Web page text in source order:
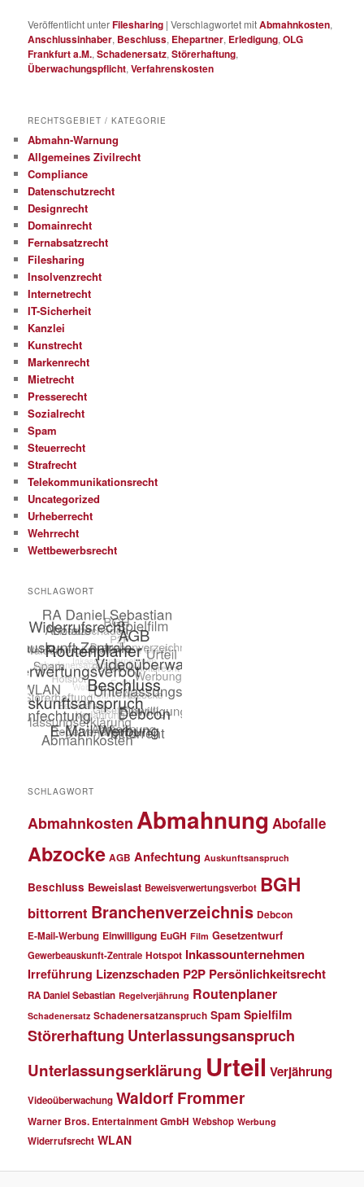
Veröffentlicht unterFilesharing |Verschlagwortet mitAbmahnkosten,
Anschlussinhaber, Beschluss, Ehepartner, Erledigung,OLG
Frankfurt a.M.,Schadenersatz,Störerhaftung,
Überwachungspflicht,Verfahrenskosten
RECHTSGEBIET / KATEGORIE
Abmahn-Warnung
Allgemeines Zivilrecht
Compliance
Datenschutzrecht
Designrecht
Domainrecht
Fernabsatzrecht
Filesharing
Insolvenzrecht
Internetrecht
IT-Sicherheit
Kanzlei
Kunstrecht
Markenrecht
Mietrecht
Presserecht
Sozialrecht
Spam
Steuerrecht
Strafrecht
Telekommunikationsrecht
Uncategorized
Urheberrecht
Wehrrecht
Wettbewerbsrecht
SCHLAGWORT
SCHLAGWORT
Abmahnkosten Abmahnung Abofalle
Abzocke AGB Anfechtung Auskunftsanspruch
Beschluss Beweislast Beweisverwertungsverbot BGH
bittorrent Branchenverzeichnis Debcon
E-Mail-Werbung Einwilligung EuGH Film Gesetzentwurf
Gewerbeauskunft-Zentrale Hotspot Inkassounternehmen
Irreführung Lizenzschaden P2P Persönlichkeitsrecht
RA Daniel Sebastian Regelverjährung Routenplaner
Schadenersatz Schadenersatzanspruch Spam Spielfilm
Störerhaftung Unterlassungsanspruch
Unterlassungserklärung Urteil Verjährung
Videoüberwachung Waldorf Frommer
Warner Bros. Entertainment GmbH Webshop Werbung
Widerrufsrecht WLAN